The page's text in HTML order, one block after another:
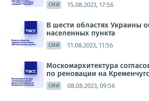
СМИ 15.08.2023, 17:56
В шести областях Украины
населенных пункта
СМИ 11.08.2023, 11:56
Москомархитектура
по реновации на
СМИ 08.08.2023, 09:56